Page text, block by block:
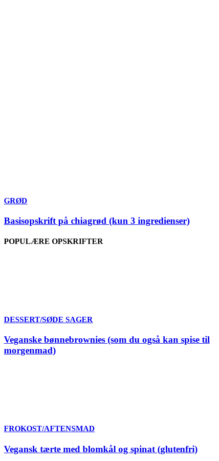
GRØD
Basisopskrift på chiagrød (kun 3 ingredienser)
POPULÆRE OPSKRIFTER
DESSERT/SØDE SAGER
Veganske bønnebrownies (som du også kan spise til
morgenmad)
FROKOST/AFTENSMAD
Vegansk tærte med blomkål og spinat (glutenfri)